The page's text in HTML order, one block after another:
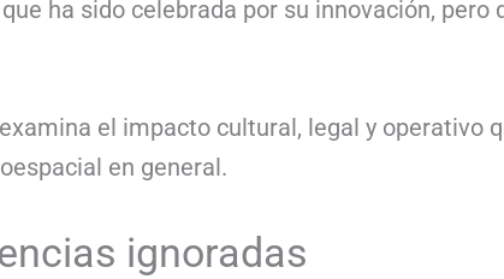
ha sido celebrada por su innovación, pero
el impacto cultural, legal y operativo
en general.
ignoradas